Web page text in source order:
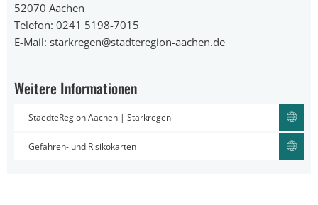
52070 Aachen
Telefon: 0241 5198-7015
E-Mail: starkregen@stadteregion-aachen.de
Weitere Informationen
StaedteRegion Aachen | Starkregen
Gefahren- und Risikokarten